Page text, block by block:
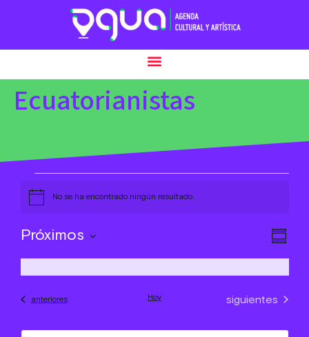
Ecuatorianistas
No se ha encontrado ningún resultado.
de
de
de
Próximos
Eventos
anteriores Hoy Eventos
siguientes